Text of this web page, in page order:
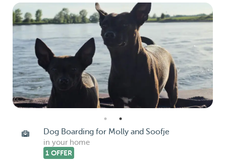
Dog Boarding for Molly and Soofje
in your home
1 OFFER